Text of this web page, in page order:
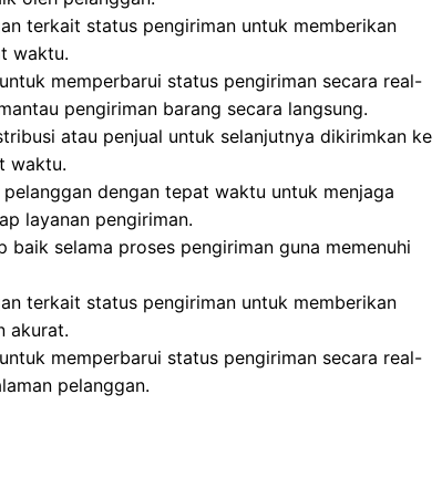
terkait status pengiriman untuk memberikan
waktu.
memperbarui status pengiriman secara real-
pengiriman barang secara langsung.
atau penjual untuk selanjutnya dikirimkan ke
waktu.
dengan tepat waktu untuk menjaga
layanan pengiriman.
selama proses pengiriman guna memenuhi
terkait status pengiriman untuk memberikan
akurat.
memperbarui status pengiriman secara real-
pelanggan.